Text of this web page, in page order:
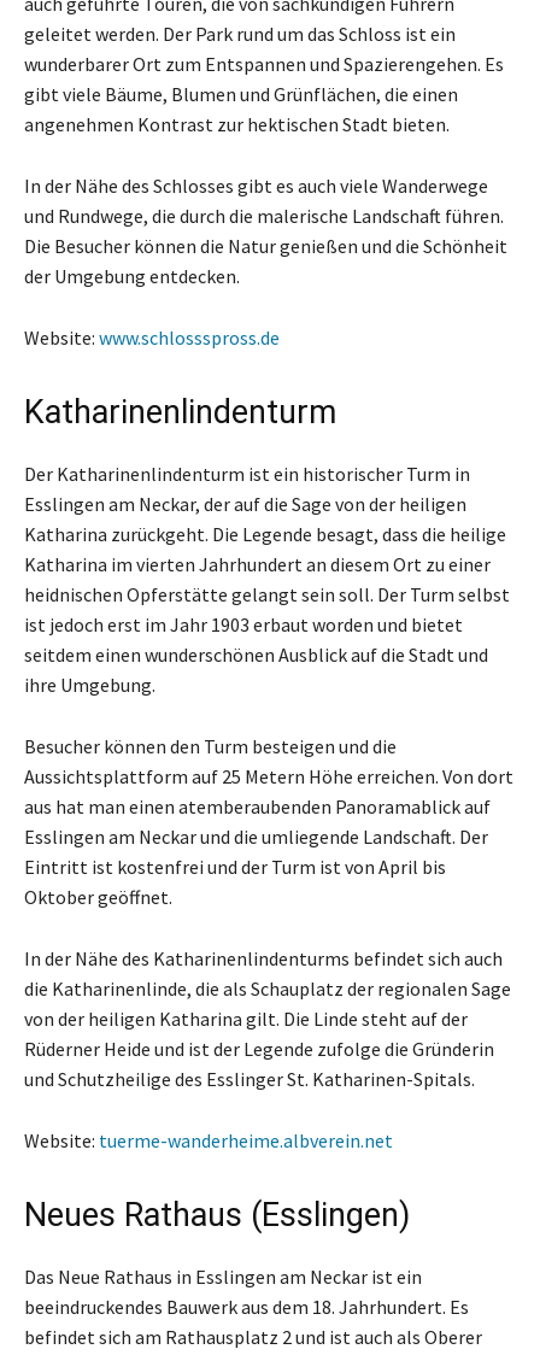
geleitet werden. Der Park rund um das Schloss ist ein
wunderbarer Ort zum Entspannen und Spazierengehen. Es
gibt viele Bäume, Blumen und Grünflächen, die einen
angenehmen Kontrast zur hektischen Stadt bieten.
In der Nähe des Schlosses gibt es auch viele Wanderwege
und Rundwege, die durch die malerische Landschaft führen.
Die Besucher können die Natur genießen und die Schönheit
der Umgebung entdecken.
Website: www.schlossspross.de
Katharinenlindenturm
Der Katharinenlindenturm ist ein historischer Turm in
Esslingen am Neckar, der auf die Sage von der heiligen
Katharina zurückgeht. Die Legende besagt, dass die heilige
Katharina im vierten Jahrhundert an diesem Ort zu einer
heidnischen Opferstätte gelangt sein soll. Der Turm selbst
ist jedoch erst im Jahr 1903 erbaut worden und bietet
seitdem einen wunderschönen Ausblick auf die Stadt und
ihre Umgebung.
Besucher können den Turm besteigen und die
Aussichtsplattform auf 25 Metern Höhe erreichen. Von dort
aus hat man einen atemberaubenden Panoramablick auf
Esslingen am Neckar und die umliegende Landschaft. Der
Eintritt ist kostenfrei und der Turm ist von April bis
Oktober geöffnet.
In der Nähe des Katharinenlindenturms befindet sich auch
die Katharinenlinde, die als Schauplatz der regionalen Sage
von der heiligen Katharina gilt. Die Linde steht auf der
Rüderner Heide und ist der Legende zufolge die Gründerin
und Schutzheilige des Esslinger St. Katharinen-Spitals.
Website: tuerme-wanderheime.albverein.net
Neues Rathaus (Esslingen)
Das Neue Rathaus in Esslingen am Neckar ist ein
beeindruckendes Bauwerk aus dem 18. Jahrhundert. Es
befindet sich am Rathausplatz 2 und ist auch als Oberer